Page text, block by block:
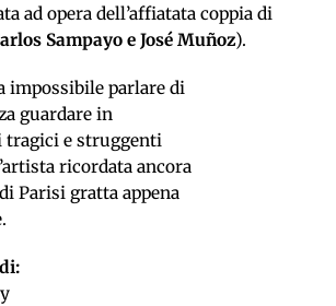
ad opera dell’affiatata coppia di
Sampayo e José Muñoz).
impossibile parlare di
guardare in
e struggenti
ricordata ancora
Parisi gratta appena